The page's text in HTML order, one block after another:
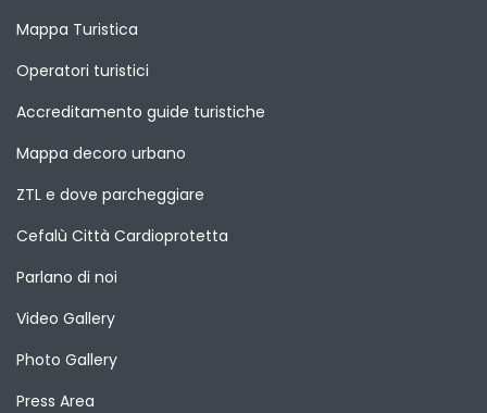
Mappa Turistica
Operatori turistici
Accreditamento guide turistiche
Mappa decoro urbano
ZTL e dove parcheggiare
Cefalù Città Cardioprotetta
Parlano di noi
Video Gallery
Photo Gallery
Press Area